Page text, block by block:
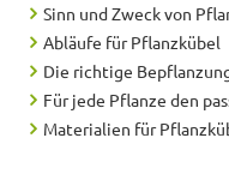
Wir haben einem im
Haus. Der Kübel
aus.
Sinn und Zweck von
Abläufe für Pflanzkübel
Die richtige
Für jede Pflanze den
Materialien für